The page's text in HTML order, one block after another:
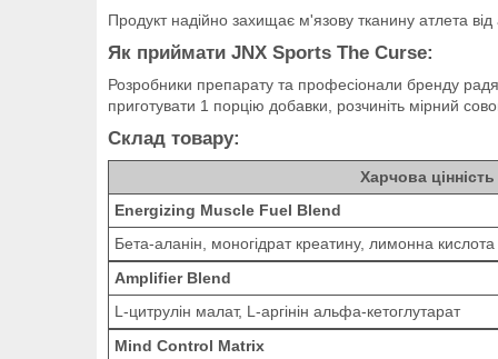
Продукт надійно захищає м'язову тканину атлета
Як приймати JNX Sports The Curse:
Розробники препарату та професіонали бренду
приготувати 1 порцію добавки, розчиніть мірний
Склад товару:
Харчова цінність
Energizing Muscle Fuel Blend
Бета-аланін, моногідрат креатину, лимонна кислота
Amplifier Blend
L-цитрулін малат, L-аргінін альфа-кетоглутарат
Mind Control Matrix